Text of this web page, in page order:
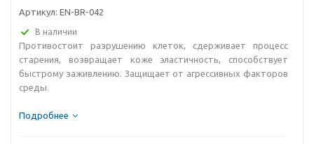
Артикул: EN-BR-042
В наличии
Противостоит разрушению клеток, сдерживает процесс
старения, возвращает коже эластичность, способствует
быстрому заживлению. Защищает от агрессивных факторов
среды.
Подробнее